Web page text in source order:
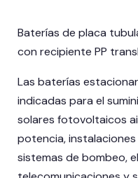
Baterías de placa
con recipiente PP
Las baterías
indicadas para el
solares fotovoltaicos
potencia,
sistemas de bombeo,